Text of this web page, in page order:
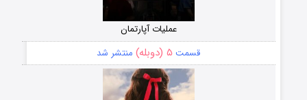
عملیات آپارتمان
قسمت ۵ (دوبله) منتشر شد